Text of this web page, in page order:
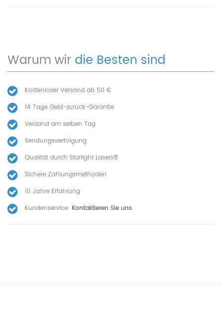
Warum wir die Besten sind
Kostenloser Versand ab 50 €
14 Tage Geld-zurück-Garantie
Versand am selben Tag
Sendungsverfolgung
Qualität durch Starlight Lasers®
Sichere Zahlungsmethoden
10 Jahre Erfahrung
Kundenservice: Kontaktieren Sie uns